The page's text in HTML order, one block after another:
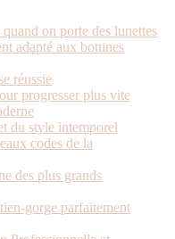
on porte des lunettes
adapté aux bottines
réussie
progresser plus vite
du style intemporel
codes de la
des plus grands
gorge parfaitement